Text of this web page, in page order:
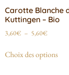
Carotte Blanche
Kuttingen – Bio
3,60€ – 5,60€
Choix des options